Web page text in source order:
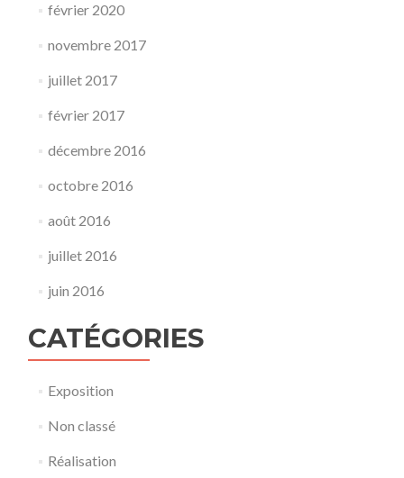
février 2020
novembre 2017
juillet 2017
février 2017
décembre 2016
octobre 2016
août 2016
juillet 2016
juin 2016
CATÉGORIES
Exposition
Non classé
Réalisation